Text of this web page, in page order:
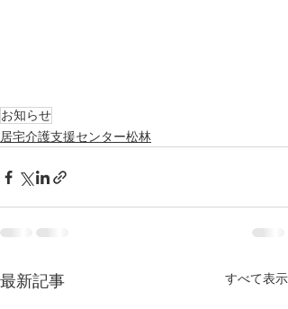
お知らせ
居宅介護支援センター松林
最新記事 すべて表示